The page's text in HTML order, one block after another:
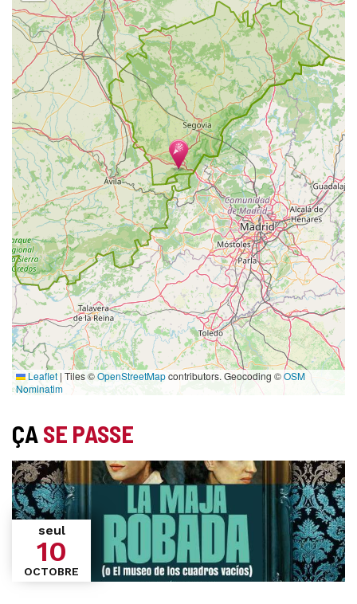
Leaflet | Tiles ©OpenStreetMapcontributors. Geocoding ©OSM
Nominatim
ÇASE PASSE
seul
10
OCTOBRE